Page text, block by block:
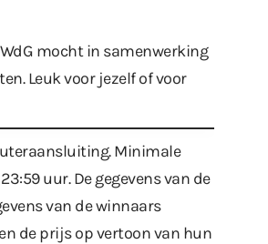
mocht in samenwerking
Leuk voor jezelf of voor
Minimale
uur. De gegevens van de
van de winnaars
de prijs op vertoon van hun